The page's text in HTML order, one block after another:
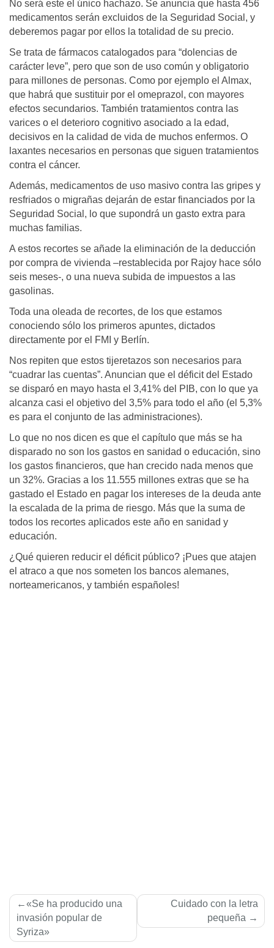
No será este el único hachazo. Se anuncia que hasta 456
medicamentos serán excluidos de la Seguridad Social, y
deberemos pagar por ellos la totalidad de su precio.
Se trata de fármacos catalogados para “dolencias de
carácter leve”, pero que son de uso común y obligatorio
para millones de personas. Como por ejemplo el Almax,
que habrá que sustituir por el omeprazol, con mayores
efectos secundarios. También tratamientos contra las
varices o el deterioro cognitivo asociado a la edad,
decisivos en la calidad de vida de muchos enfermos. O
laxantes necesarios en personas que siguen tratamientos
contra el cáncer.
Además, medicamentos de uso masivo contra las gripes y
resfriados o migrañas dejarán de estar financiados por la
Seguridad Social, lo que supondrá un gasto extra para
muchas familias.
A estos recortes se añade la eliminación de la deducción
por compra de vivienda –restablecida por Rajoy hace sólo
seis meses-, o una nueva subida de impuestos a las
gasolinas.
Toda una oleada de recortes, de los que estamos
conociendo sólo los primeros apuntes, dictados
directamente por el FMI y Berlín.
Nos repiten que estos tijeretazos son necesarios para
“cuadrar las cuentas”. Anuncian que el déficit del Estado
se disparó en mayo hasta el 3,41% del PIB, con lo que ya
alcanza casi el objetivo del 3,5% para todo el año (el 5,3%
es para el conjunto de las administraciones).
Lo que no nos dicen es que el capítulo que más se ha
disparado no son los gastos en sanidad o educación, sino
los gastos financieros, que han crecido nada menos que
un 32%. Gracias a los 11.555 millones extras que se ha
gastado el Estado en pagar los intereses de la deuda ante
la escalada de la prima de riesgo. Más que la suma de
todos los recortes aplicados este año en sanidad y
educación.
¿Qué quieren reducir el déficit público? ¡Pues que atajen
el atraco a que nos someten los bancos alemanes,
norteamericanos, y también españoles!
Navegación
de
entradas
«Se ha producido una
invasión popular de
Syriza»
Cuidado con la letra
pequeña